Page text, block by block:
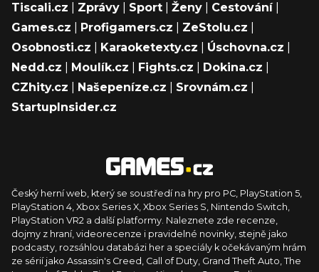
Tiscali.cz Zprávy Sport Ženy Cestování|
Games.cz
Profigamers.cz ZeStolu.cz
Osobnosti.cz
Karaoketexty.cz Úschovna.cz
Nedd.cz
Moulík.cz Fights.cz Dokina.cz
CZhity.cz
Našepeníze.cz Srovnám.cz
StartupInsider.cz
Český herní web, který se soustředí na hry pro PC, PlayStation 5,
PlayStation 4, Xbox Series X, Xbox Series S, Nintendo Switch,
PlayStation VR2 a další platformy. Naleznete zde recenze,
dojmy z hraní, videorecenze i pravidelné novinky, stejně jako
podcasty, rozsáhlou databázi her a speciály k očekávaným hrám
ze sérií jako Assassin's Creed, Call of Duty, Grand Theft Auto, The